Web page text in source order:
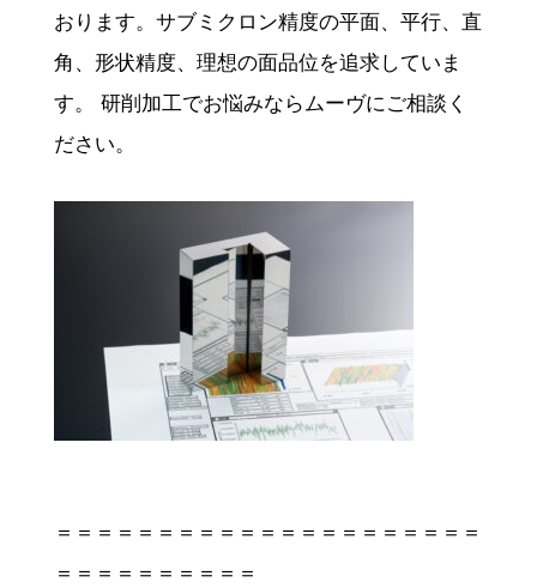
おります。サブミクロン精度の平面、平行、直
角、形状精度、理想の面品位を追求していま
す。 研削加工でお悩みならムーヴにご相談く
ださい。
＝＝＝＝＝＝＝＝＝＝＝＝＝＝＝＝＝＝＝＝＝
＝＝＝＝＝＝＝＝＝＝